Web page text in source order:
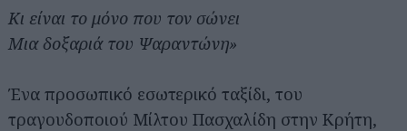
Κι είναι το μόνο που τον σώνει
Μια δοξαριά του Ψαραντώνη»
Ένα προσωπικό εσωτερικό ταξίδι, του
τραγουδοποιού Μίλτου Πασχαλίδη στην Κρήτη,